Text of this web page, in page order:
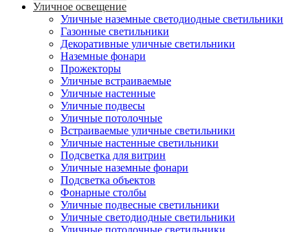
Уличное освещение
Уличные наземные светодиодные светильники
Газонные светильники
Декоративные уличные светильники
Наземные фонари
Прожекторы
Уличные встраиваемые
Уличные настенные
Уличные подвесы
Уличные потолочные
Встраиваемые уличные светильники
Уличные настенные светильники
Подсветка для витрин
Уличные наземные фонари
Подсветка объектов
Фонарные столбы
Уличные подвесные светильники
Уличные светодиодные светильники
Уличные потолочные светильники